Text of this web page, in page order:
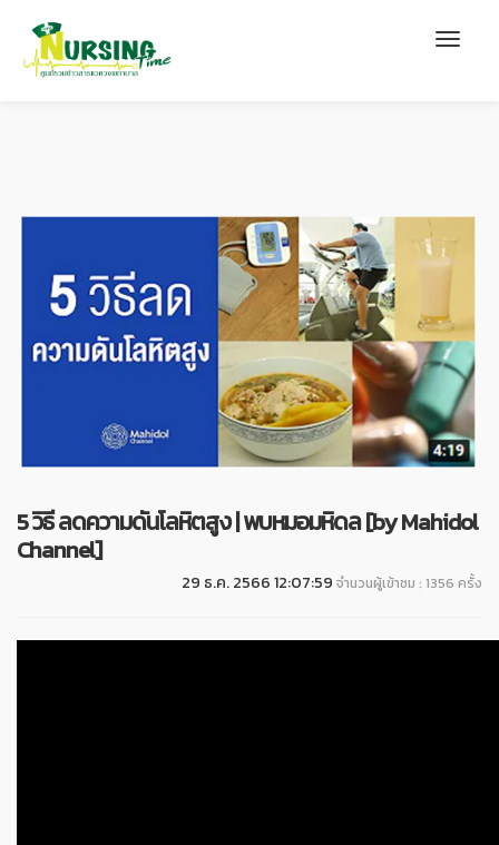
5 วิธี ลดความดันโลหิตสูง | พบหมอมหิดล [by Mahidol
Channel]
29 ธ.ค. 2566 12:07:59 จำนวนผู้เข้าชม : 1356 ครั้ง